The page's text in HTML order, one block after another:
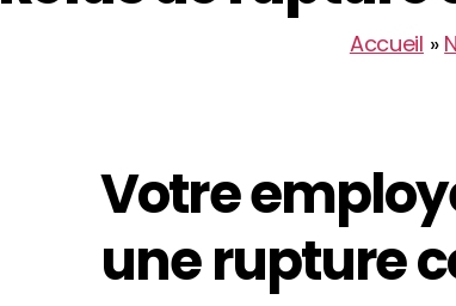
Accueil »
Votre
une rupture